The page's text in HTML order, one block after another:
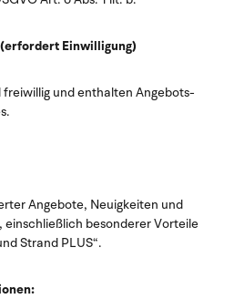
Einwilligung)
und enthalten Angebots-
Angebote, Neuigkeiten und
besonderer Vorteile
Strand PLUS“.